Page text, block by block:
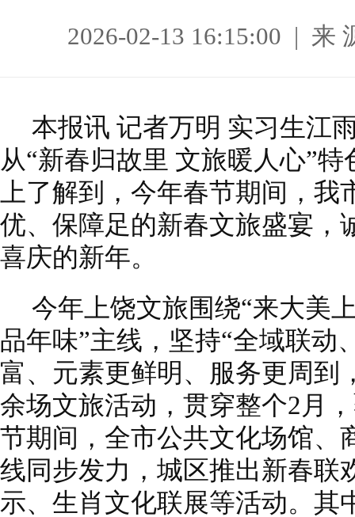
2026-02-13 16:15:00 | 来
本报讯 记者万明 实习生江
从“新春归故里 文旅暖人心”
上了解到，今年春节期间，
优、保障足的新春文旅盛宴，
喜庆的新年。
今年上饶文旅围绕“来大美
品年味”主线，坚持“全域联动
富、元素更鲜明、服务更周到
余场文旅活动，贯穿整个2月
节期间，全市公共文化场馆、
线同步发力，城区推出新春联
示、生肖文化联展等活动。其